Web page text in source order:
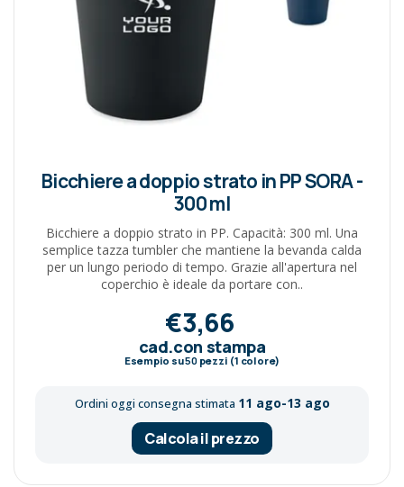
Bicchiere a doppio strato in PP SORA -
300 ml
Bicchiere a doppio strato in PP. Capacità: 300 ml. Una
semplice tazza tumbler che mantiene la bevanda calda
per un lungo periodo di tempo. Grazie all'apertura nel
coperchio è ideale da portare con..
€3,66
cad.con stampa
Esempio su50pezzi (1 colore)
Ordini oggi consegna stimata 11 ago-13 ago
Calcola il prezzo